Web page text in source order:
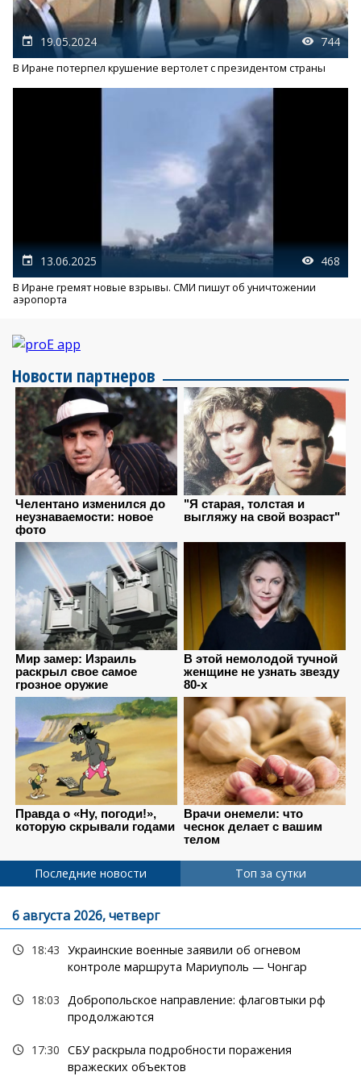
19.05.2024 744
В Иране потерпел крушение вертолет с президентом страны
13.06.2025 468
В Иране гремят новые взрывы. СМИ пишут об уничтожении
аэропорта
Новости партнеров
Последние новости Топ за сутки
6 августа 2026, четверг
18:43 Украинские военные заявили об огневом
контроле маршрута Мариуполь — Чонгар
18:03 Добропольское направление: флаговтыки рф
продолжаются
17:30 СБУ раскрыла подробности поражения
вражеских объектов